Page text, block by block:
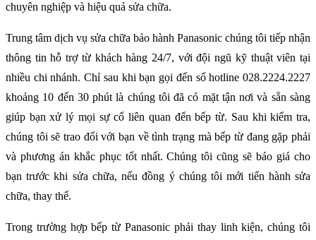
chuyên nghiệp và hiệu quả sửa chữa.
Trung tâm dịch vụ sửa chữa bảo hành Panasonic chúng tôi tiếp nhận
thông tin hỗ trợ từ khách hàng 24/7, với đội ngũ kỹ thuật viên tại
nhiều chi nhánh. Chỉ sau khi bạn gọi đến số hotline 028.2224.2227
khoảng 10 đến 30 phút là chúng tôi đã có mặt tận nơi và sẵn sàng
giúp bạn xử lý mọi sự cố liên quan đến bếp từ. Sau khi kiểm tra,
chúng tôi sẽ trao đổi với bạn về tình trạng mà bếp từ đang gặp phải
và phương án khắc phục tốt nhất. Chúng tôi cũng sẽ báo giá cho
bạn trước khi sửa chữa, nếu đồng ý chúng tôi mới tiến hành sửa
chữa, thay thế.
Trong trường hợp bếp từ Panasonic phải thay linh kiện, chúng tôi